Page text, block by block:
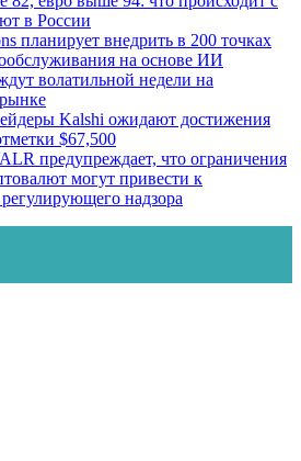
в России
планирует внедрить в 200 точках
на основе ИИ
волатильной недели на
Kalshi ожидают достижения
$67,500
предупреждает, что ограничения
могут привести к
надзора